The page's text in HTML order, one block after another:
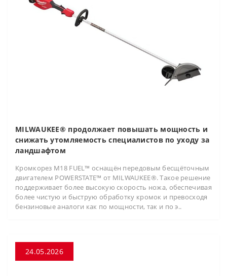
MILWAUKEE® продолжает повышать мощность и
снижать утомляемость специалистов по уходу за
ландшафтом
Кромкорез M18 FUEL™ оснащён передовым бесщёточным
двигателем POWERSTATE™ от MILWAUKEE®. Такое решение
поддерживает более высокую скорость ножа, обеспечивая
более чистую и быструю обработку кромок и превосходя
бензиновые аналоги как по мощности, так и по э..
24.05.2026